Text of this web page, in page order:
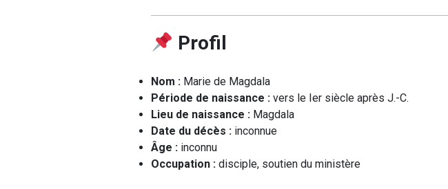
Profil
Nom :Marie de Magdala
Période de naissance :vers le Ier siècle après J.-C.
Lieu de naissance :Magdala
Date du décès :inconnue
Âge :inconnu
Occupation :disciple, soutien du ministère